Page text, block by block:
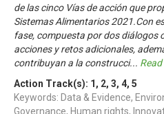
de las cinco Vías de acción que
Sistemas Alimentarios 2021.Con
fase, compuesta por dos diálogos
acciones y retos adicionales,
contribuyan a la construcci...
Action Track(s): 1 , 2, 3, 4, 5
Keywords: Data & Evidence,
Governance, Human rights,